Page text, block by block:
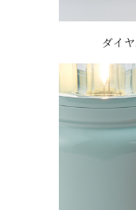
ダイ